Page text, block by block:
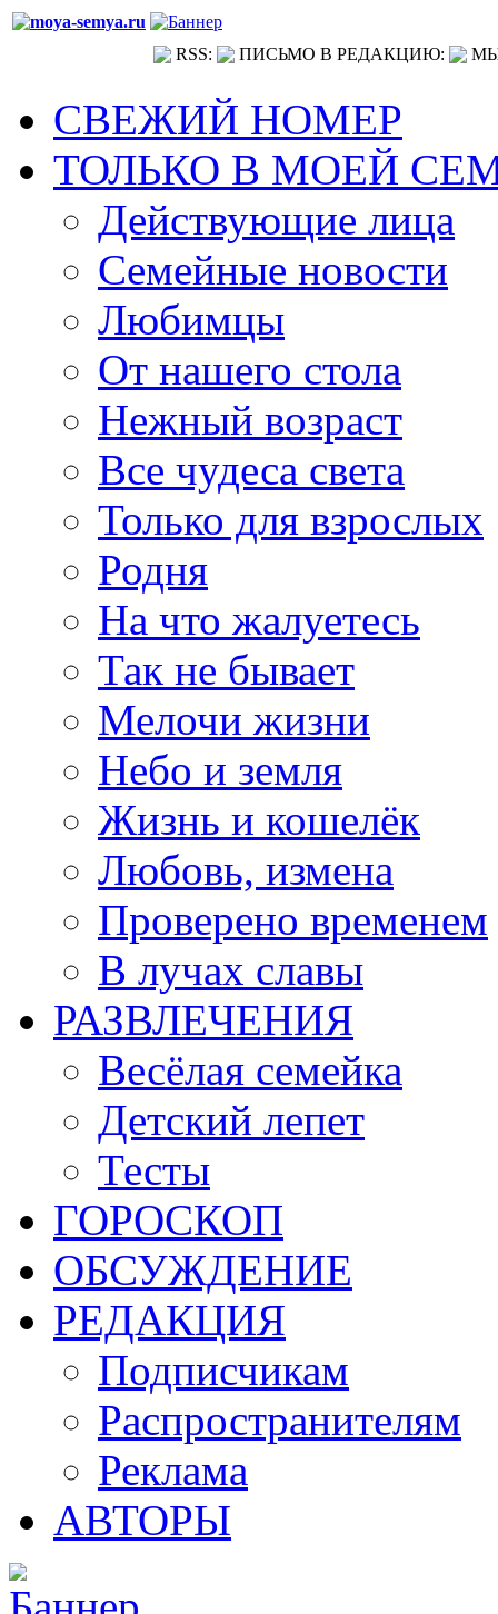
RSS: ПИСЬМО В РЕДАКЦИЮ:
СВЕЖИЙ НОМЕР
ТОЛЬКО В МОЕЙ
Действующие лица
Семейные новости
Любимцы
От нашего стола
Нежный возраст
Все чудеса света
Только для взрослых
Родня
На что жалуетесь
Так не бывает
Мелочи жизни
Небо и земля
Жизнь и кошелёк
Любовь, измена
Проверено временем
В лучах славы
РАЗВЛЕЧЕНИЯ
Весёлая семейка
Детский лепет
Тесты
ГОРОСКОП
ОБСУЖДЕНИЕ
РЕДАКЦИЯ
Подписчикам
Распространителям
Реклама
АВТОРЫ